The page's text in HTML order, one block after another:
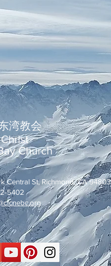
湾教会
Church
Central St, Richmond, CA 94803
5402